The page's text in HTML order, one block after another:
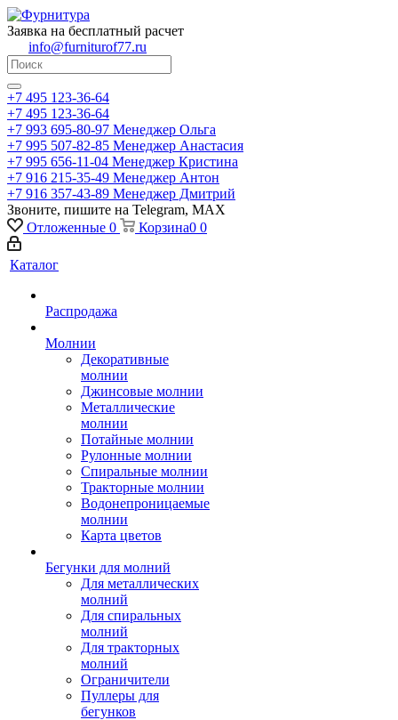
Заявка на бесплатный расчет
info@furniturof77.ru
+7 495 123-36-64
+7 495 123-36-64
+7 993 695-80-97 Менеджер Ольга
+7 995 507-82-85 Менеджер Анастасия
+7 995 656-11-04 Менеджер Кристина
+7 916 215-35-49 Менеджер Антон
+7 916 357-43-89 Менеджер Дмитрий
Звоните, пишите на Telegram, MAX
Отложенные 0 Корзина0 0
Каталог
Распродажа
Молнии
Декоративные
молнии
Джинсовые молнии
Металлические
молнии
Потайные молнии
Рулонные молнии
Спиральные молнии
Тракторные молнии
Водонепроницаемые
молнии
Карта цветов
Бегунки для молний
Для металлических
молний
Для спиральных
молний
Для тракторных
молний
Ограничители
Пуллеры для
бегунков